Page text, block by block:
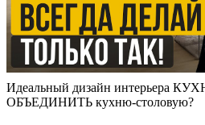
Идеальный дизайн интерьера
ОБЪЕДИНИТЬ кухню-столовую?